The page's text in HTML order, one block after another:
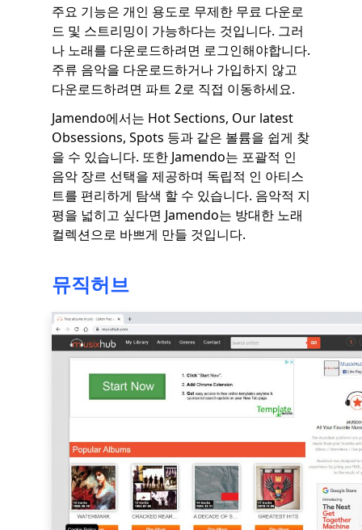
주요 기능은 개인 용도로 무제한 무료 다운로
드 및 스트리밍이 가능하다는 것입니다. 그러
나 노래를 다운로드하려면 로그인해야합니다.
주류 음악을 다운로드하거나 가입하지 않고
다운로드하려면 파트 2로 직접 이동하세요.
Jamendo에서는 Hot Sections, Our latest
Obsessions, Spots 등과 같은 볼륨을 쉽게 찾
을 수 있습니다. 또한 Jamendo는 포괄적 인
음악 장르 선택을 제공하며 독립적 인 아티스
트를 편리하게 탐색 할 수 있습니다. 음악적 지
평을 넓히고 싶다면 Jamendo는 방대한 노래
컬렉션으로 바쁘게 만들 것입니다.
뮤직허브